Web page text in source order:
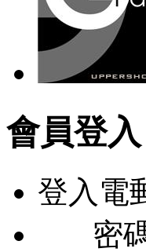
會員登入
登入電
密碼